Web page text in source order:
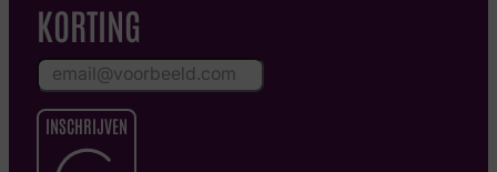
KORTING
INSCHRIJVEN